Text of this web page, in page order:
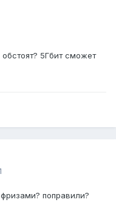
5Гбит сможет
поправили?